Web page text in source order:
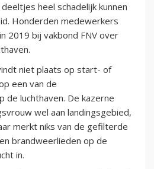
heel schadelijk kunnen
Honderden medewerkers
2019 bij vakbond FNV over
niet plaats op start- of
een van de
de luchthaven. De kazerne
wel aan landingsgebied,
merkt niks van de gefilterde
brandweerlieden op de
in.